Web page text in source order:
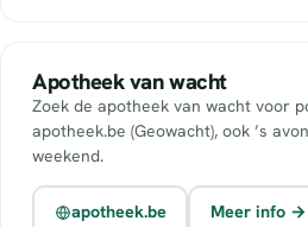
Apotheek van wacht
Zoek de apotheek van wacht voor
apotheek.be (Geowacht), ook ’s
weekend.
apotheek.be Meer info →